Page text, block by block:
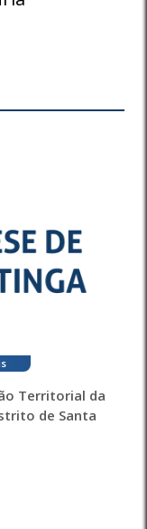
Territorial da
de Santa